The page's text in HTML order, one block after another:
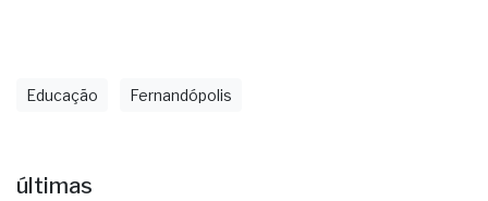
Educação Fernandópolis
últimas